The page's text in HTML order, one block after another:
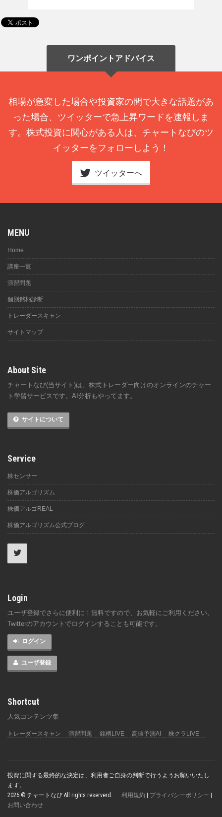
ワンポイントアドバイス
相場が急変した場合や投資家の間で大きな話題があ
った場合、ツイッターで急上昇ワードを速報しま
す。株式投資に関心がある人は、チャートなびのツ
イッターをフォローしよう！
ツイッターへ
MENU
Home
講座一覧
演習問題
個別銘柄診断
トレーダースキャン
サイトマップ
About Site
チャートなび(当サイト)は、株式トレーダー向けのオンラインのチャー
ト学習サービスです。AI分析もやってます。
サイトについて
Service
株センサー
株価アルゴリズム
株価アルゴREAL
株価アルゴリズム公式ブログ
Login
ユーザ登録でさらに便利に！無料ですので、お気軽にご利用ください。
Twitterのアカウントでログインすることも可能です。
ログイン
ユーザ登録
Shortcut
人気コンテンツ集
トレーダースキャン 演習問題 銘柄LIVE 高値予測AI 株クラLIVE
投資に関する最終的な決定は、利用者ご自身の判断で行うようお願いいたし
ます。
2026 © チャートなび All rights reserverd. 利用規約 | プライバシーポリシー |
お問い合わせ